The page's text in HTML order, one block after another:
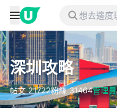
深圳攻略
帖文21722粉絲31464管理員